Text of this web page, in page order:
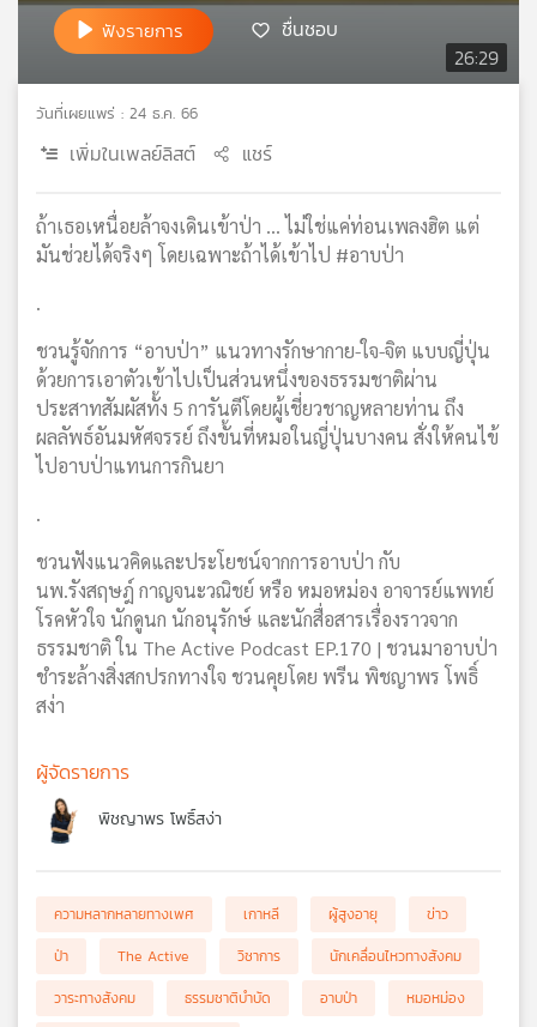
แผนที่
วิทยุ
เครือ
26:29
ฟังรายการ ชื่นชอบ
วันที่เผยแพร่ : 24 ธ.ค. 66
เพิ่มในเพลย์ลิสต์ แชร์
ถ้าเธอเหนื่อยล้าจงเดินเข้าป่า … ไม่ใช่แค่ท่อนเพลงฮิต แต่
มันช่วยได้จริงๆ โดยเฉพาะถ้าได้เข้าไป #อาบป่า
.
ชวนรู้จักการ “อาบป่า” แนวทางรักษากาย-ใจ-จิต แบบญี่ปุ่น
ด้วยการเอาตัวเข้าไปเป็นส่วนหนึ่งของธรรมชาติผ่าน
ประสาทสัมผัสทั้ง 5 การันตีโดยผู้เชี่ยวชาญหลายท่าน ถึง
ผลลัพธ์อันมหัศจรรย์ ถึงขั้นที่หมอในญี่ปุ่นบางคน สั่งให้คนไข้
ไปอาบป่าแทนการกินยา
.
ชวนฟังแนวคิดและประโยชน์จากการอาบป่า กับ
นพ.รังสฤษฎ์ กาญจนะวณิชย์ หรือ หมอหม่อง อาจารย์แพทย์
โรคหัวใจ นักดูนก นักอนุรักษ์ และนักสื่อสารเรื่องราวจาก
ธรรมชาติ ใน The Active Podcast EP.170 | ชวนมาอาบป่า
ชำระล้างสิ่งสกปรกทางใจ ชวนคุยโดย พรีน พิชญาพร โพธิ์
สง่า
ผู้จัดรายการ
พิชญาพร โพธิ์สง่า
ความหลากหลายทางเพศ เกาหลี ผู้สูงอายุ
ข่าว
ป่า
The Active วิชาการ
นักเคลื่อนไหวทางสังคม
วาระทางสังคม
ธรรมชาติบำบัด อาบป่า
หมอหม่อง